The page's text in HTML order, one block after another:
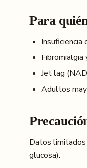
Para
Insuficiencia
Fibromialgia
Jet lag
Adultos
Datos limitados
glucosa).